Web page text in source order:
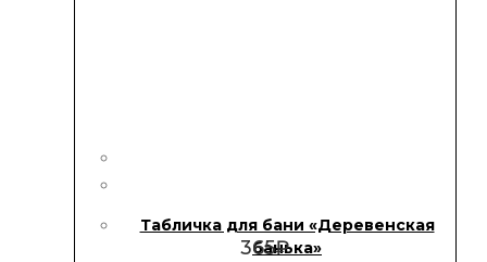
Табличка для бани «Деревенская
банька»
365₽